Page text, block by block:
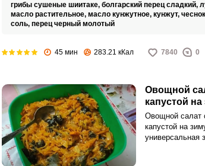
грибы сушеные шиитаке, болгарский перец сладкий,
масло растительное, масло кунжутное, кунжут,
соль, перец черный молотый
45 мин 283.21 кКал 7840 0
Овощной
капустой на
Овощной салат
капустой на
универсальная